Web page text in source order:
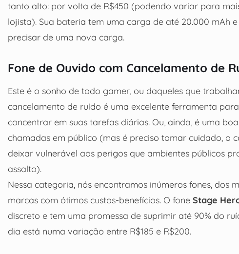
tanto alto: por volta de R$450 (podendo variar para
lojista). Sua bateria tem uma carga de até 20.000 mAh
precisar de uma nova carga.
Fone de Ouvido com Cancelamento de
Este é o sonho de todo gamer, ou daqueles que
cancelamento de ruído é uma excelente ferramenta
concentrar em suas tarefas diárias. Ou, ainda, é uma
chamadas em público (mas é preciso tomar cuidado, o
deixar vulnerável aos perigos que ambientes públicos
assalto).
Nessa categoria, nós encontramos inúmeros fones, dos
marcas com ótimos custos-benefícios. O fone Stage
discreto e tem uma promessa de suprimir até 90% do
dia está numa variação entre R$185 e R$200.